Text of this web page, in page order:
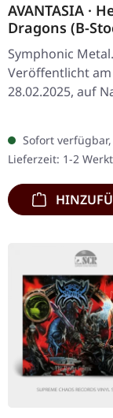
AVANTASIA ·
Dragons (B-
BLACK LP
Symphonic Metal.
Veröffentlicht am
28.02.2025, auf
Records.
schwarzes Vinyl
Gatefold-Cover
seitigem Booklet
Format…
Sofort verfügbar,
Lieferzeit: 1-2